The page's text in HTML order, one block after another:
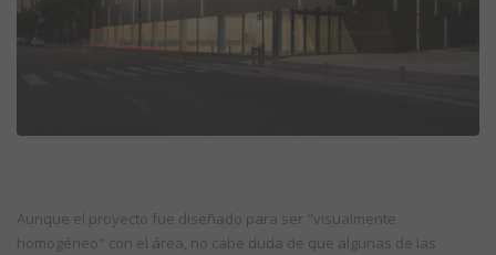
Aunque el proyecto fue diseñado para ser "visualmente
homogéneo" con el área, no cabe duda de que algunas de las